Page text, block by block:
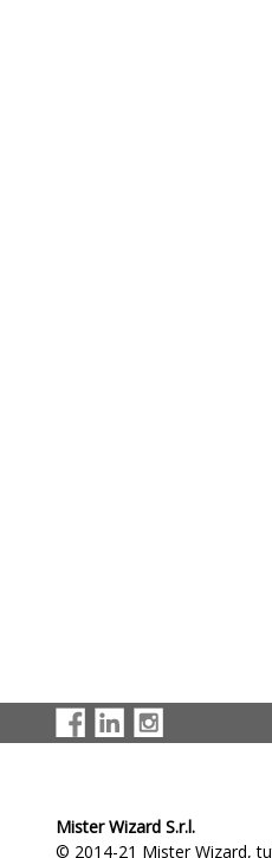
Mister Wizard S.r.l.
© 2014-21 Mister Wizard,